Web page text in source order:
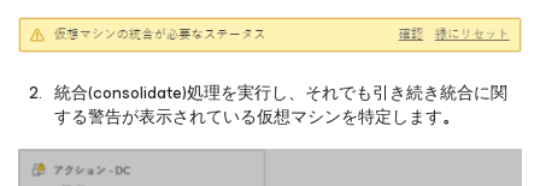
統合(consolidate)処理を実行し、それでも引き続き統合に関
する警告が表示されている仮想マシンを特定します。